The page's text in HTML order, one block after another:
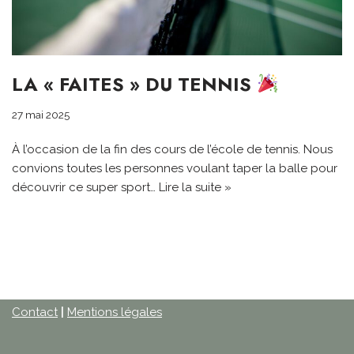
LA « FAITES » DU TENNIS
27 mai 2025
À l’occasion de la fin des cours de l’école de tennis. Nous
convions toutes les personnes voulant taper la balle pour
découvrir ce super sport… Lire la suite »
Contact Mentions légales